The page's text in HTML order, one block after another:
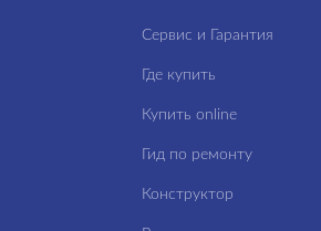
Сервис и Гарантия
Где купить
Купить online
Гид по ремонту
Конструктор